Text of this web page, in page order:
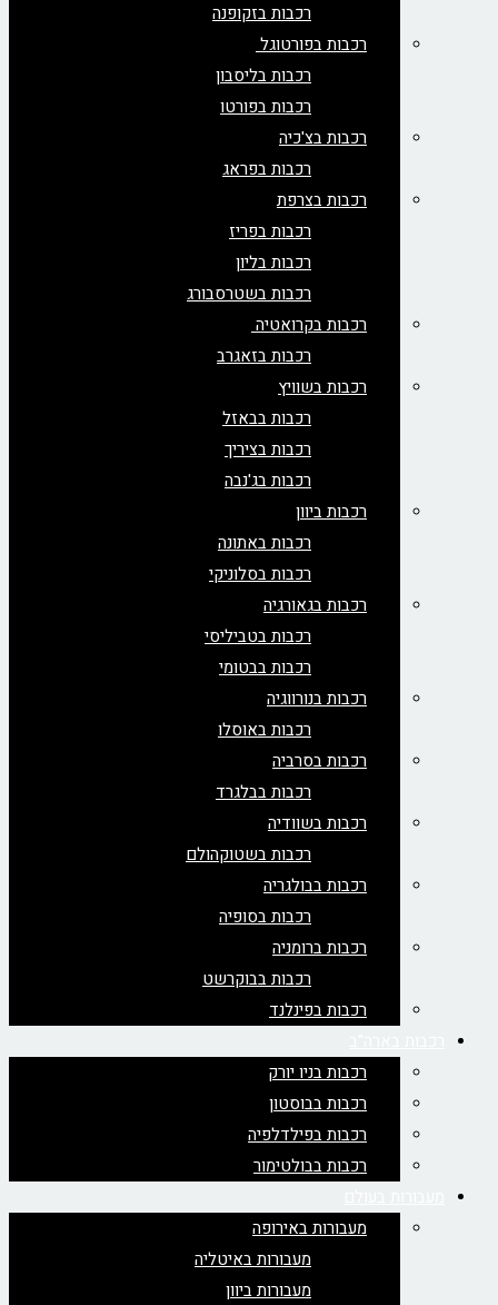
רכבות בזקופנה
רכבות בפורטוגל
רכבות בליסבון
רכבות בפורטו
רכבות בצ'כיה
רכבות בפראג
רכבות בצרפת
רכבות בפריז
רכבות בליון
רכבות בשטרסבורג
רכבות בקרואטיה
רכבות בזאגרב
רכבות בשוויץ
רכבות בבאזל
רכבות בציריך
רכבות בג'נבה
רכבות ביוון
רכבות באתונה
רכבות בסלוניקי
רכבות בגאורגיה
רכבות בטביליסי
רכבות בבטומי
רכבות בנורווגיה
רכבות באוסלו
רכבות בסרביה
רכבות בבלגרד
רכבות בשוודיה
רכבות בשטוקהולם
רכבות בבולגריה
רכבות בסופיה
רכבות ברומניה
רכבות בבוקרשט
רכבות בפינלנד
רכבות בניו יורק
רכבות בבוסטון
רכבות בפילדלפיה
רכבות בבולטימור
מעבורות באירופה
מעבורות באיטליה
מעבורות ביוון